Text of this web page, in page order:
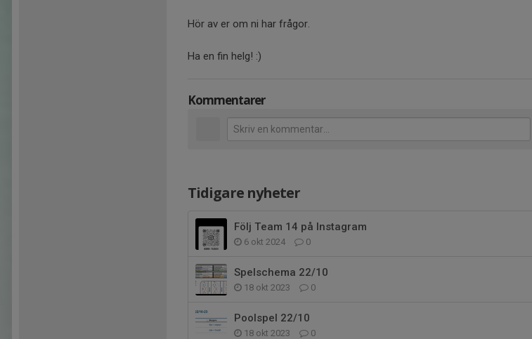
Hör av er om ni har frågor.
Ha en fin helg! :)
Kommentarer
Tidigare nyheter
Följ Team 14 på Instagram
6 okt 2024 0
Spelschema 22/10
18 okt 2023 0
Poolspel 22/10
18 okt 2023 0